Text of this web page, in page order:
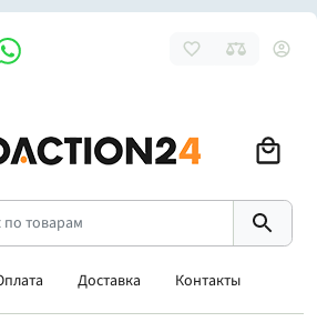
Доставка Контакты